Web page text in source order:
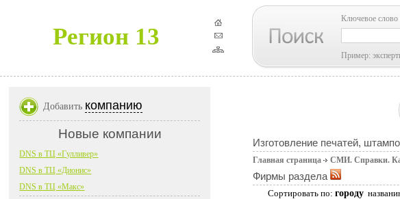
Регион 13
Ключевое слово
Пример:
Изготовление печатей,
Главная страница СМИ. Справки.
Фирмы раздела
Сортировать по: городу
Добавить компанию
Новые компании
DNS в ТЦ «Гулливер»
DNS в ТЦ «Дионис»
DNS в ТЦ «Макс»